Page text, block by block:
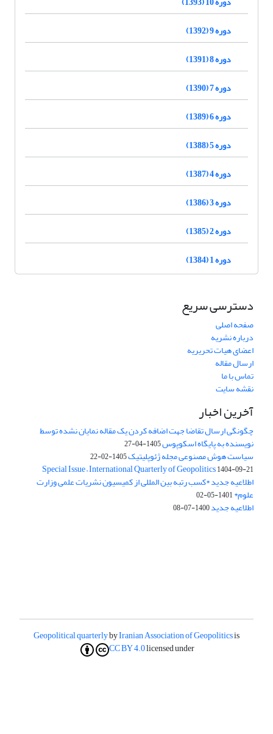
دوره 9 (1392)
دوره 8 (1391)
دوره 7 (1390)
دوره 6 (1389)
دوره 5 (1388)
دوره 4 (1387)
دوره 3 (1386)
دوره 2 (1385)
دوره 1 (1384)
دسترسی سریع
صفحه اصلی
درباره نشریه
اعضای هیات تحریریه
ارسال مقاله
تماس با ما
نقشه سایت
آخرین اخبار
چگونگی ارسال تقاضا جهت اضافه کردن یک مقاله نمایان نشده توسط
نویسنده به پایگاه اسکوپوس1405-04-27
سیاست هوش مصنوعی مجله ژئوپلیتیک1405-02-22
Special Issue – International Quarterly of Geopolitics1404-09-21
اطلاعیه جدید *کسب رتبه بین المللی از کمیسیون نشریات علمی وزارت
علوم*1401-05-02
اطلاعیه جدید1400-07-08
Geopolitical quarterlybyIranian Association of Geopoliticsis
licensed under
CC BY 4.0